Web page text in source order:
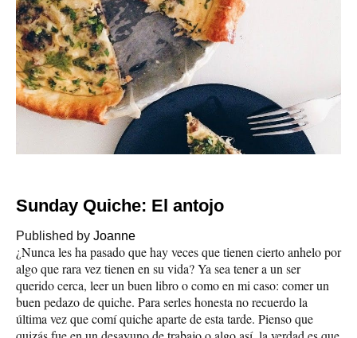
Sunday Quiche: El antojo
Published by Joanne
¿Nunca les ha pasado que hay veces que tienen cierto anhelo por
algo que rara vez tienen en su vida? Ya sea tener a un ser
querido cerca, leer un buen libro o como en mi caso: comer un
buen pedazo de quiche. Para serles honesta no recuerdo la
última vez que comí quiche aparte de esta tarde. Pienso que